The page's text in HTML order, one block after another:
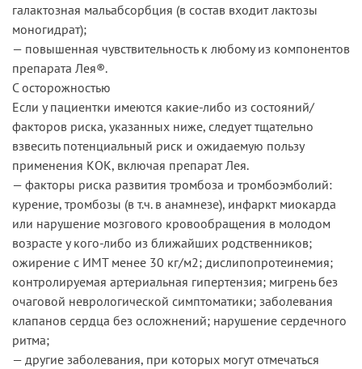
галактозная мальабсорбция (в состав входит лактозы
моногидрат);
— повышенная чувствительность к любому из компонентов
препарата Лея®.
С осторожностью
Если у пациентки имеются какие-либо из состояний/
факторов риска, указанных ниже, следует тщательно
взвесить потенциальный риск и ожидаемую пользу
применения КОК, включая препарат Лея.
— факторы риска развития тромбоза и тромбоэмболий:
курение, тромбозы (в т.ч. в анамнезе), инфаркт миокарда
или нарушение мозгового кровообращения в молодом
возрасте у кого-либо из ближайших родственников;
ожирение с ИМТ менее 30 кг/м2; дислипопротеинемия;
контролируемая артериальная гипертензия; мигрень без
очаговой неврологической симптоматики; заболевания
клапанов сердца без осложнений; нарушение сердечного
ритма;
— другие заболевания, при которых могут отмечаться